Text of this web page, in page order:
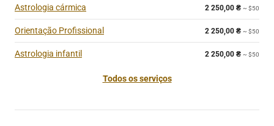
Astrologia cármica 2 250,00 ₴ ~ $50
Orientação Profissional 2 250,00 ₴ ~ $50
Astrologia infantil 2 250,00 ₴ ~ $50
Todos os serviços